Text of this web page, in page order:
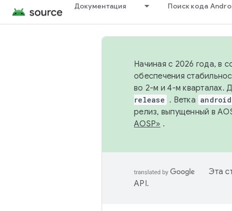
Документация Поиск кода
Начиная с 2026 года, в
обеспечения
во 2-м и 4-м кварталах.
release . Ветка
релиз, выпущенный в
AOSP» .
Эта
API.